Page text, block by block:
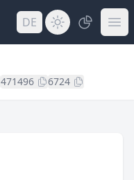
DE
471496 6724